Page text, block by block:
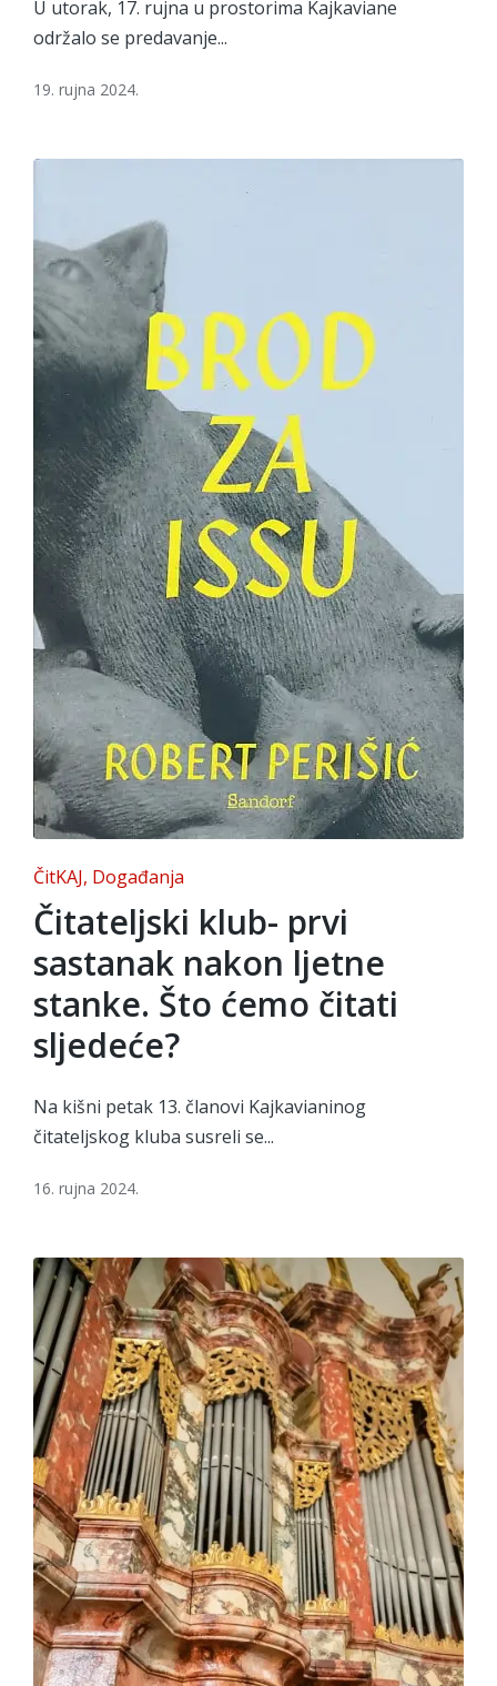
U utorak, 17. rujna u prostorima Kajkaviane
održalo se predavanje...
19. rujna 2024.
Posted
in
ČitKAJ Događanja
Čitateljski klub- prvi
sastanak nakon ljetne
stanke. Što ćemo čitati
sljedeće?
Na kišni petak 13. članovi Kajkavianinog
čitateljskog kluba susreli se...
16. rujna 2024.